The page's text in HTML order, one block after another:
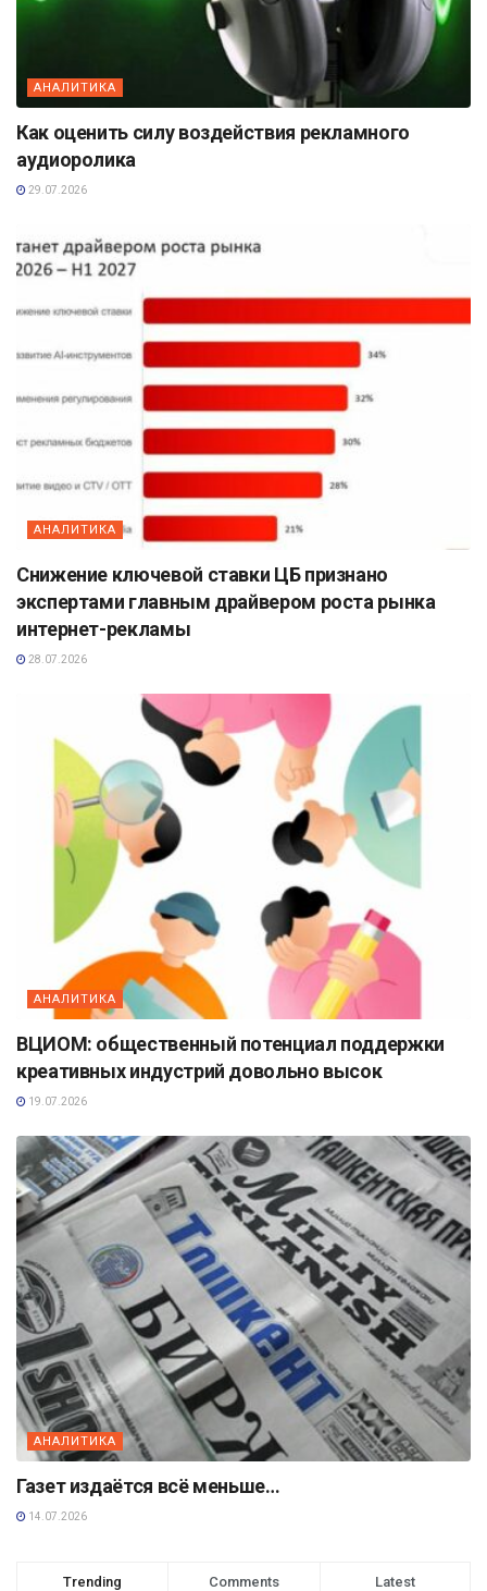
АНАЛИТИКА
Как оценить силу воздействия рекламного
аудиоролика
29.07.2026
АНАЛИТИКА
Снижение ключевой ставки ЦБ признано
экспертами главным драйвером роста рынка
интернет-рекламы
28.07.2026
АНАЛИТИКА
ВЦИОМ: общественный потенциал поддержки
креативных индустрий довольно высок
19.07.2026
АНАЛИТИКА
Газет издаётся всё меньше…
14.07.2026
Trending Comments Latest